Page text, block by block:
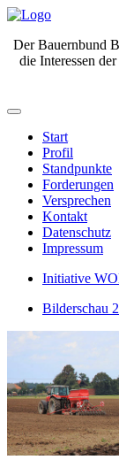
Der Bauernbund
die Interessen
Start
Profil
Standpunkte
Forderungen
Versprechen
Kontakt
Datenschutz
Impressum
Initiative
Bilderschau